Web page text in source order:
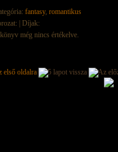
fantasy, romantikus
| Díjak:
még nincs értékelve.